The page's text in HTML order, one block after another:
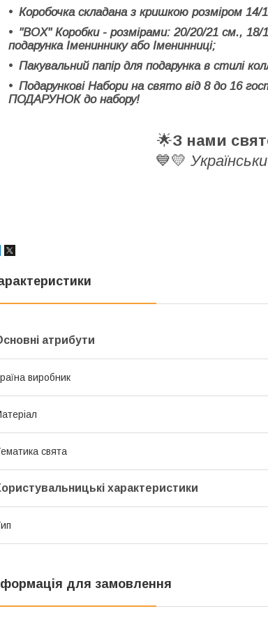
Коробочка складана з кришкою розміром 14/
"BOX" Коробки - розмірами: 20/20/21 см.,
подарунка Імениннику або Іменинниці;
Пакувальний папір для подарунка в стилі
Подарункові Набори на свято від 8 до 16
ПОДАРУНОК до набору!
🌟З нами
💙💛
атрибути
виробник
свята
характеристики
для замовлення